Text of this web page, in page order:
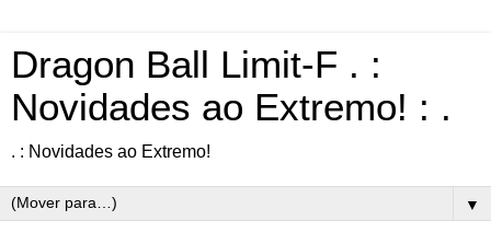
Dragon Ball Limit-F . :
Novidades ao Extremo! : .
. : Novidades ao Extremo!
▼